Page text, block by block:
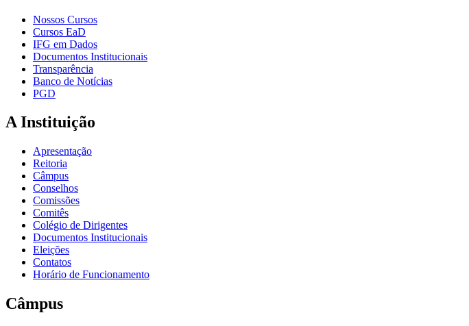
Nossos Cursos
Cursos EaD
IFG em Dados
Documentos Institucionais
Transparência
Banco de Notícias
PGD
A Instituição
Apresentação
Reitoria
Câmpus
Conselhos
Comissões
Comitês
Colégio de Dirigentes
Documentos Institucionais
Eleições
Contatos
Horário de Funcionamento
Câmpus